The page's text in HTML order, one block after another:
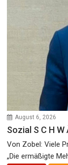
August 6, 2026
Sozial S C H
Von Zobel: Viele
„Die ermäßigte